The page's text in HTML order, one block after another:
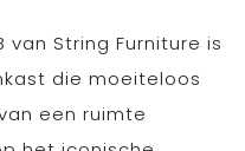
van String Furniture is
die moeiteloos
een ruimte